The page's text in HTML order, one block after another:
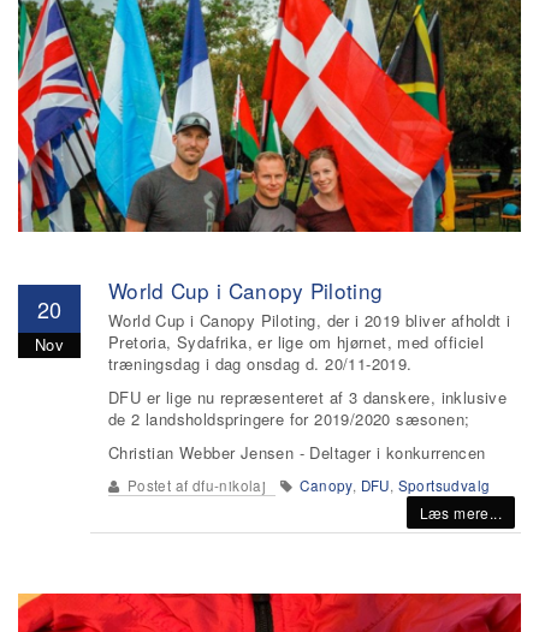
20
Nov
World Cup i Canopy Piloting
World Cup i Canopy Piloting, der i 2019 bliver afholdt i
Pretoria, Sydafrika, er lige om hjørnet, med officiel
træningsdag i dag onsdag d. 20/11-2019.
DFU er lige nu repræsenteret af 3 danskere, inklusive
de 2 landsholdspringere for 2019/2020 sæsonen;
Christian Webber Jensen - Deltager i konkurrencen
Postet af dfu-nikolaj Canopy, DFU, Sportsudvalg
Læs mere...